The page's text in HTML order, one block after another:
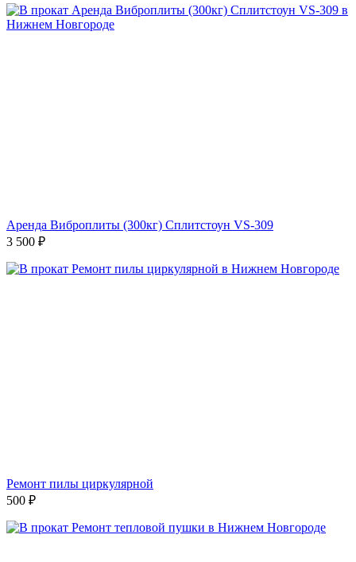
Аренда Виброплиты (300кг) Сплитстоун VS-309
3 500 ₽
Ремонт пилы циркулярной
500 ₽